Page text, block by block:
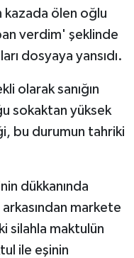
kazada ölen oğlu
verdim' şeklinde
dosyaya yansıdı.
olarak sanığın
sokaktan yüksek
bu durumun tahriki
dükkanında
arkasından markete
silahla maktulün
ile eşinin